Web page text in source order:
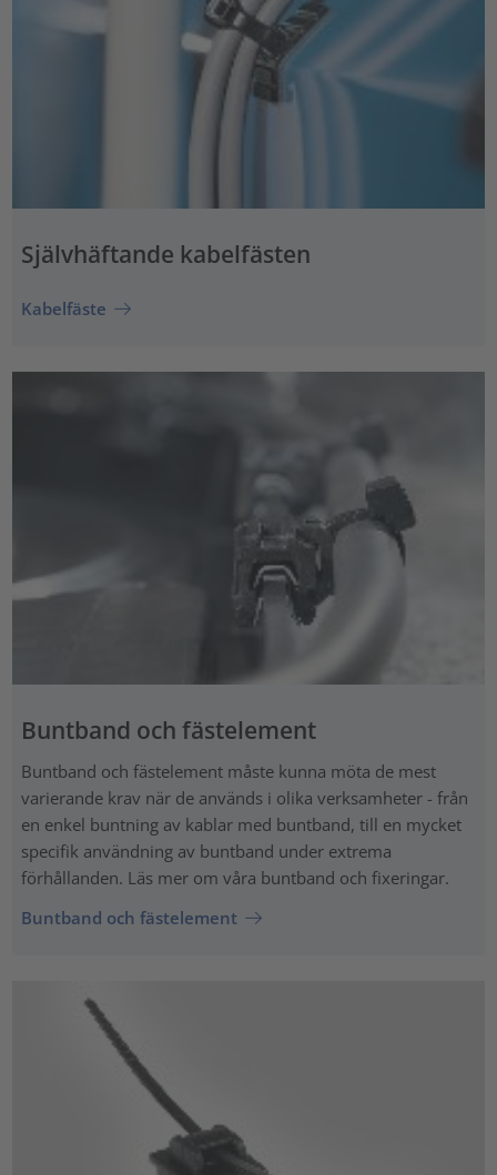
Självhäftande kabelfästen
Kabelfäste
Buntband och fästelement
Buntband och fästelement måste kunna möta de mest
varierande krav när de används i olika verksamheter - från
en enkel buntning av kablar med buntband, till en mycket
specifik användning av buntband under extrema
förhållanden. Läs mer om våra buntband och fixeringar.
Buntband och fästelement